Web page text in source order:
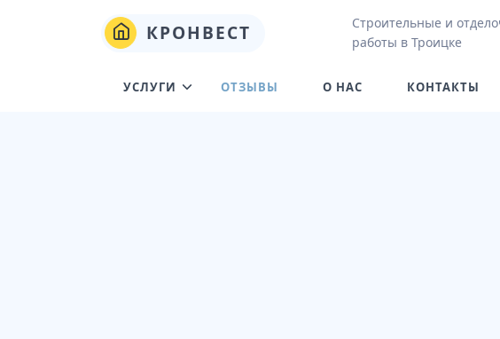
КРОНВЕСТ
Строительные и
работы в Троицке
УСЛУГИ ОТЗЫВЫ О НАС КОНТАКТЫ